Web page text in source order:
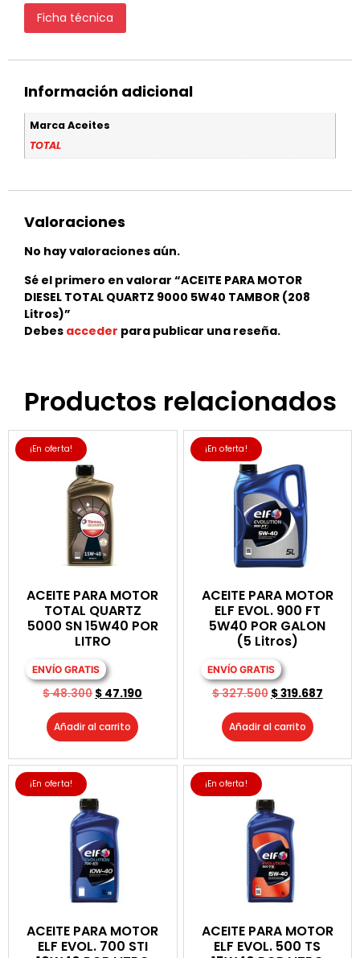
Ficha técnica
Información adicional
Marca Aceites
TOTAL
Valoraciones
No hay valoraciones aún.
Sé el primero en valorar “ACEITE PARA MOTOR
DIESEL TOTAL QUARTZ 9000 5W40 TAMBOR (208
Litros)”
Debes acceder para publicar una reseña.
Productos relacionados
¡En oferta!
ACEITE PARA MOTOR
TOTAL QUARTZ
5000 SN 15W40 POR
LITRO
ENVÍO GRATIS
$48.300$ 47.190
Añadir al carrito
¡En oferta!
ACEITE PARA MOTOR
ELF EVOL. 900 FT
5W40 POR GALON
(5 Litros)
ENVÍO GRATIS
$327.500 $319.687
Añadir al carrito
¡En oferta!
ACEITE PARA MOTOR
ELF EVOL. 700 STI
¡En oferta!
ACEITE PARA MOTOR
ELF EVOL. 500 TS